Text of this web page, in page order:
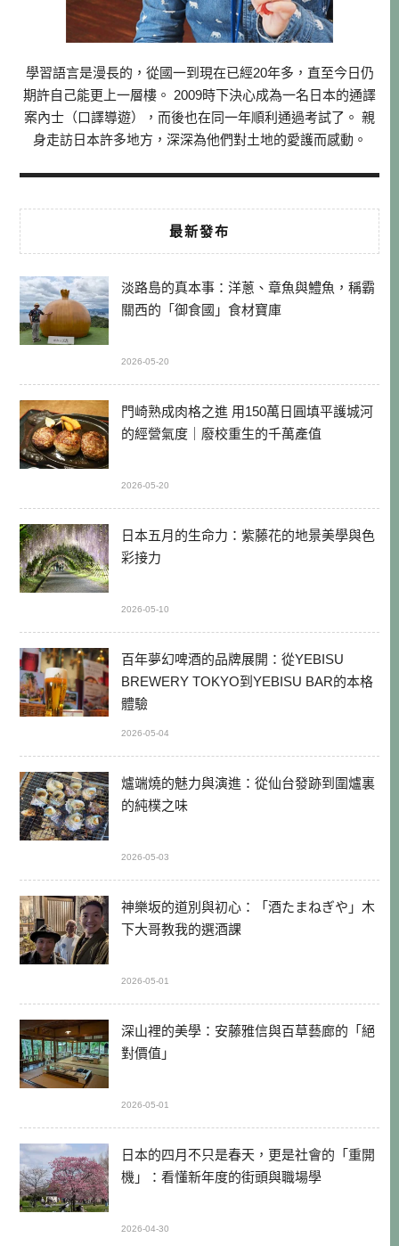
學習語言是漫長的，從國一到現在已經20年多，直至今日仍
期許自己能更上一層樓。 2009時下決心成為一名日本的通譯
案內士（口譯導遊），而後也在同一年順利通過考試了。 親
身走訪日本許多地方，深深為他們對土地的愛護而感動。
最新發布
淡路島的真本事：洋蔥、章魚與鱧魚，稱霸
關西的「御食國」食材寶庫
2026-05-20
門崎熟成肉格之進 用150萬日圓填平護城河
的經營氣度｜廢校重生的千萬產值
2026-05-20
日本五月的生命力：紫藤花的地景美學與色
彩接力
2026-05-10
百年夢幻啤酒的品牌展開：從YEBISU
BREWERY TOKYO到YEBISU BAR的本格
體驗
2026-05-04
爐端燒的魅力與演進：從仙台發跡到圍爐裏
的純樸之味
2026-05-03
神樂坂的道別與初心：「酒たまねぎや」木
下大哥教我的選酒課
2026-05-01
深山裡的美學：安藤雅信與百草藝廊的「絕
對價值」
2026-05-01
日本的四月不只是春天，更是社會的「重開
機」：看懂新年度的街頭與職場學
2026-04-30